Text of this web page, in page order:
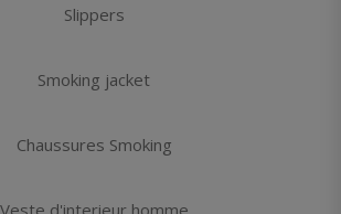
Slippers
Smoking jacket
Chaussures Smoking
Veste d'interieur homme